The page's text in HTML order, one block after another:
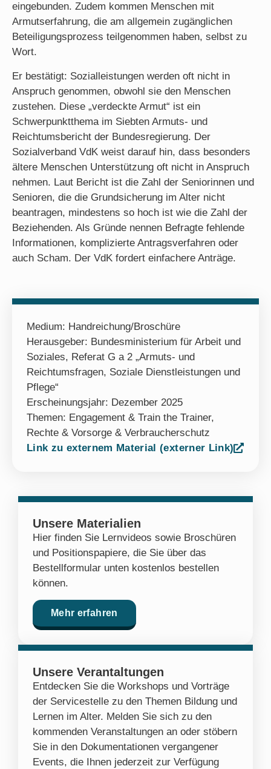
eingebunden. Zudem kommen Menschen mit
Armutserfahrung, die am allgemein zugänglichen
Beteiligungsprozess teilgenommen haben, selbst zu
Wort.
Er bestätigt: Sozialleistungen werden oft nicht in
Anspruch genommen, obwohl sie den Menschen
zustehen. Diese „verdeckte Armut“ ist ein
Schwerpunktthema im Siebten Armuts- und
Reichtumsbericht der Bundesregierung. Der
Sozialverband VdK weist darauf hin, dass besonders
ältere Menschen Unterstützung oft nicht in Anspruch
nehmen. Laut Bericht ist die Zahl der Seniorinnen und
Senioren, die die Grundsicherung im Alter nicht
beantragen, mindestens so hoch ist wie die Zahl der
Beziehenden. Als Gründe nennen Befragte fehlende
Informationen, komplizierte Antragsverfahren oder
auch Scham. Der VdK fordert einfachere Anträge.
Medium: Handreichung/Broschüre
Herausgeber: Bundesministerium für Arbeit und
Soziales, Referat G a 2 „Armuts- und
Reichtumsfragen, Soziale Dienstleistungen und
Pflege“
Erscheinungsjahr: Dezember 2025
Themen: Engagement & Train the Trainer,
Rechte & Vorsorge & Verbraucherschutz
Link zu externem Material (externer Link)
Unsere Materialien
Hier finden Sie Lernvideos sowie Broschüren
und Positionspapiere, die Sie über das
Bestellformular unten kostenlos bestellen
können.
Mehr erfahren
Unsere Verantaltungen
Entdecken Sie die Workshops und Vorträge
der Servicestelle zu den Themen Bildung und
Lernen im Alter. Melden Sie sich zu den
kommenden Veranstaltungen an oder stöbern
Sie in den Dokumentationen vergangener
Events, die Ihnen jederzeit zur Verfügung